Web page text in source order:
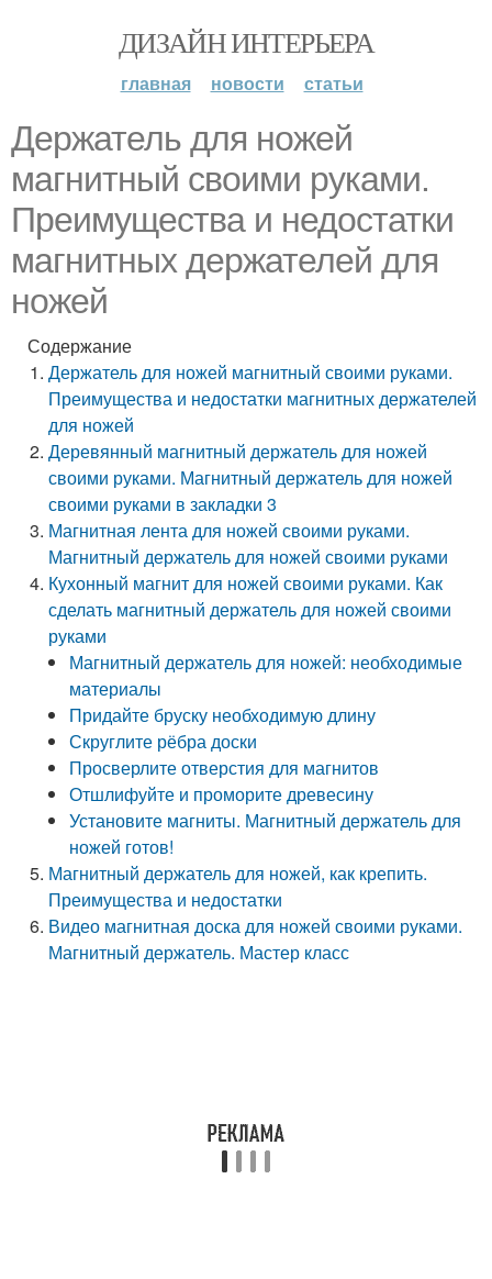
ДИЗАЙН ИНТЕРЬЕРА
главная новости статьи
Держатель для ножей
магнитный своими руками.
Преимущества и недостатки
магнитных держателей для
ножей
Содержание
Держатель для ножей магнитный своими руками.
Преимущества и недостатки магнитных держателей
для ножей
Деревянный магнитный держатель для ножей
своими руками. Магнитный держатель для ножей
своими руками в закладки 3
Магнитная лента для ножей своими руками.
Магнитный держатель для ножей своими руками
Кухонный магнит для ножей своими руками. Как
сделать магнитный держатель для ножей своими
руками
Магнитный держатель для ножей: необходимые
материалы
Придайте бруску необходимую длину
Скруглите рёбра доски
Просверлите отверстия для магнитов
Отшлифуйте и проморите древесину
Установите магниты. Магнитный держатель для
ножей готов!
Магнитный держатель для ножей, как крепить.
Преимущества и недостатки
Видео магнитная доска для ножей своими руками.
Магнитный держатель. Мастер класс